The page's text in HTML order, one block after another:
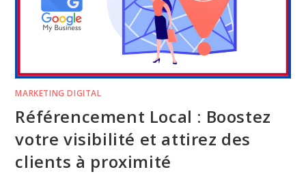
MARKETING DIGITAL
Référencement Local : Boostez
votre visibilité et attirez des
clients à proximité